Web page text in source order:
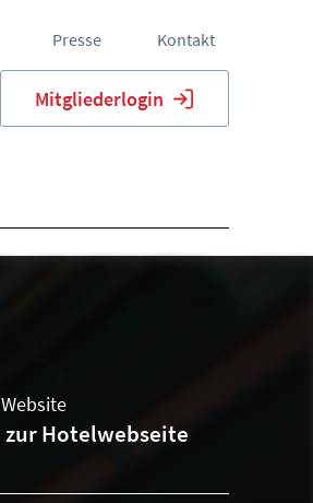
Presse Kontakt
Mitgliederlogin
Website
zur Hotelwebseite